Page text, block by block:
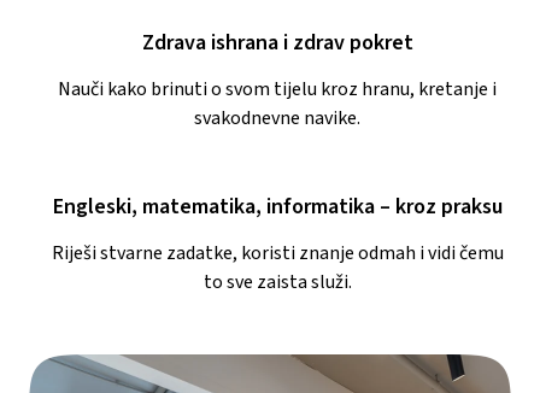
Zdrava ishrana i zdrav pokret
Nauči kako brinuti o svom tijelu kroz hranu, kretanje i
svakodnevne navike.
Engleski, matematika, informatika – kroz praksu
Riješi stvarne zadatke, koristi znanje odmah i vidi čemu
to sve zaista služi.